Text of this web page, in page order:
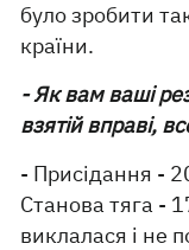
було зробити
країни.
- Як вам ваші
взятій вправі,
- Присідання -
Станова тяга -
виклалася і не